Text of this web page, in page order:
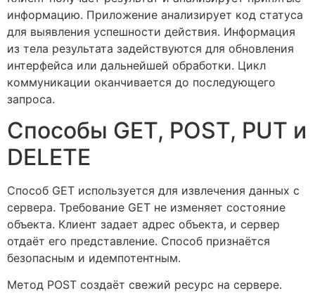
информацию. Приложение анализирует код статуса
для выявления успешности действия. Информация
из тела результата задействуются для обновления
интерфейса или дальнейшей обработки. Цикл
коммуникации оканчивается до последующего
запроса.
Способы GET, POST, PUT и
DELETE
Способ GET используется для извлечения данных с
сервера. Требование GET не изменяет состояние
объекта. Клиент задает адрес объекта, и сервер
отдаёт его представление. Способ признаётся
безопасным и идемпотентным.
Метод POST создаёт свежий ресурс на сервере.